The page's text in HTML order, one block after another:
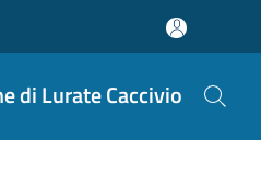
di Lurate Caccivio